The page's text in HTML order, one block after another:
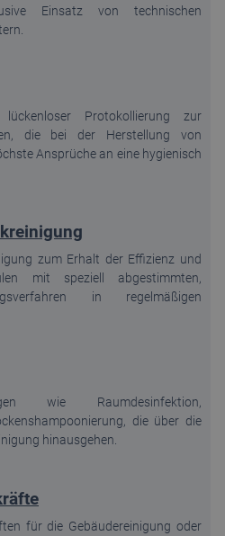
Einsatz von technischen
Protokollierung zur
die bei der Herstellung von
Ansprüche an eine hygienisch
zum Erhalt der Effizienz und
mit speziell abgestimmten,
in regelmäßigen
wie Raumdesinfektion,
die über die
hinausgehen.
für die Gebäudereinigung oder